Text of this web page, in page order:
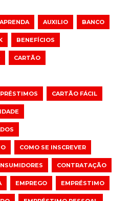
APRENDA AUXILIO BANCO
BENEFÍCIOS
CARTÃO
CARTÃO FÁCIL
COMO SE INSCREVER
CONTRATAÇÃO
EMPREGO EMPRÉSTIMO